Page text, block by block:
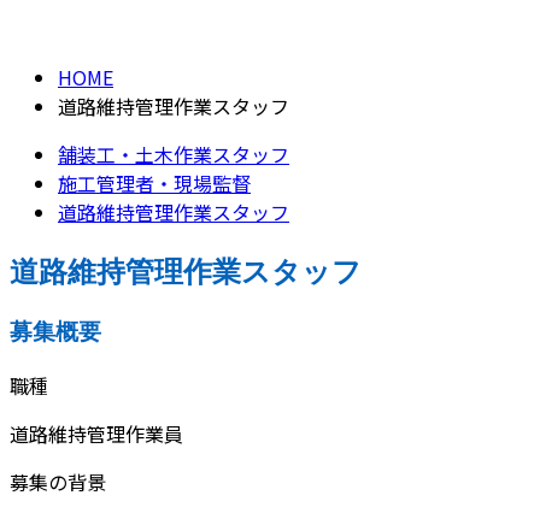
HOME
道路維持管理作業スタッフ
舗装工・土木作業スタッフ
施工管理者・現場監督
道路維持管理作業スタッフ
道路維持管理作業スタッフ
募集概要
職種
道路維持管理作業員
募集の背景